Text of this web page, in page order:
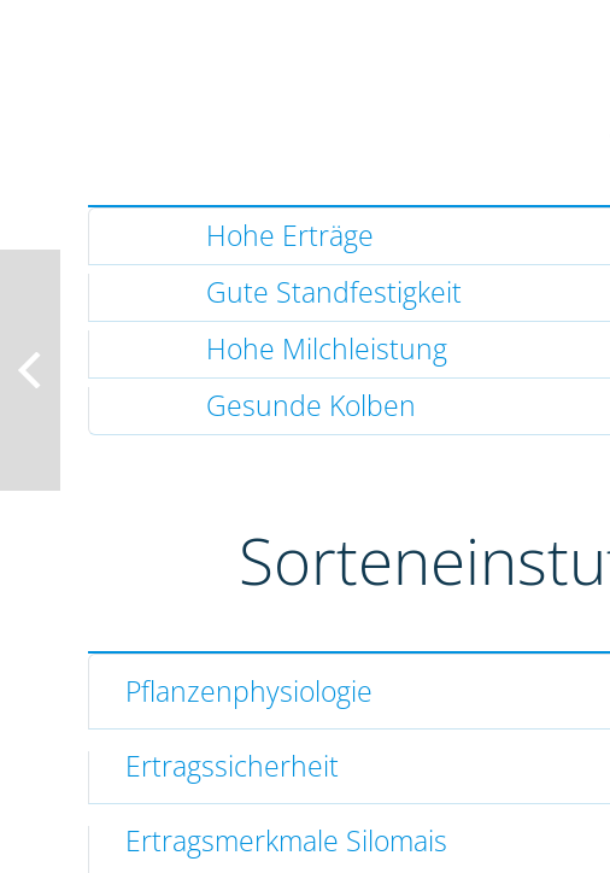
Hohe Erträge
Gute Standfestigkeit
Hohe Milchleistung
Gesunde Kolben
Pflanzenphysiologie
Ertragssicherheit
Ertragsmerkmale Silomais